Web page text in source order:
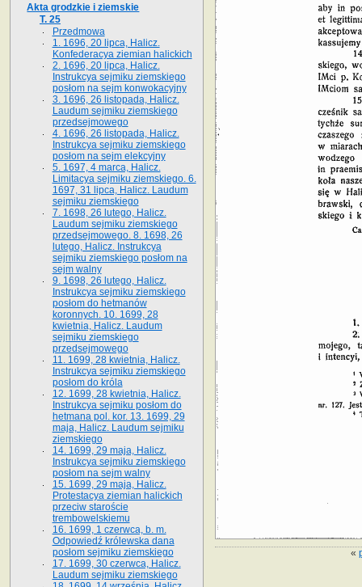
«
Akta grodzkie i ziemskie
T. 25
Przedmowa
1. 1696, 20 lipca, Halicz.
Konfederacya ziemian halickich
2. 1696, 20 lipca, Halicz.
Instrukcya sejmiku ziemskiego
posłom na sejm konwokacyjny
3. 1696, 26 listopada, Halicz.
Laudum sejmiku ziemskiego
przedsejmowego
4. 1696, 26 listopada, Halicz.
Instrukcya sejmiku ziemskiego
posłom na sejm elekcyjny
5. 1697, 4 marca, Halicz.
Limitacya sejmiku ziemskiego. 6.
1697, 31 lipca, Halicz. Laudum
sejmiku ziemskiego
7. 1698, 26 lutego, Halicz.
Laudum sejmiku ziemskiego
przedsejmowego. 8. 1698, 26
lutego, Halicz. Instrukcya
sejmiku ziemskiego posłom na
sejm walny
9. 1698, 26 lutego, Halicz.
Instrukcya sejmiku ziemskiego
posłom do hetmanów
koronnych. 10. 1699, 28
kwietnia, Halicz. Laudum
sejmiku ziemskiego
przedsejmowego
11. 1699, 28 kwietnia, Halicz.
Instrukcya sejmiku ziemskiego
posłom do króla
12. 1699, 28 kwietnia, Halicz.
Instrukcya sejmiku posłom do
hetmana pol. kor. 13. 1699, 29
maja, Halicz. Laudum sejmiku
ziemskiego
14. 1699, 29 maja, Halicz.
Instrukcya sejmiku ziemskiego
posłom na sejm walny
15. 1699, 29 maja, Halicz.
Protestacya ziemian halickich
przeciw staroście
trembowelskiemu
16. 1699, 1 czerwca, b. m.
Odpowiedź królewska dana
posłom sejmiku ziemskiego
17. 1699, 30 czerwca, Halicz.
Laudum sejmiku ziemskiego